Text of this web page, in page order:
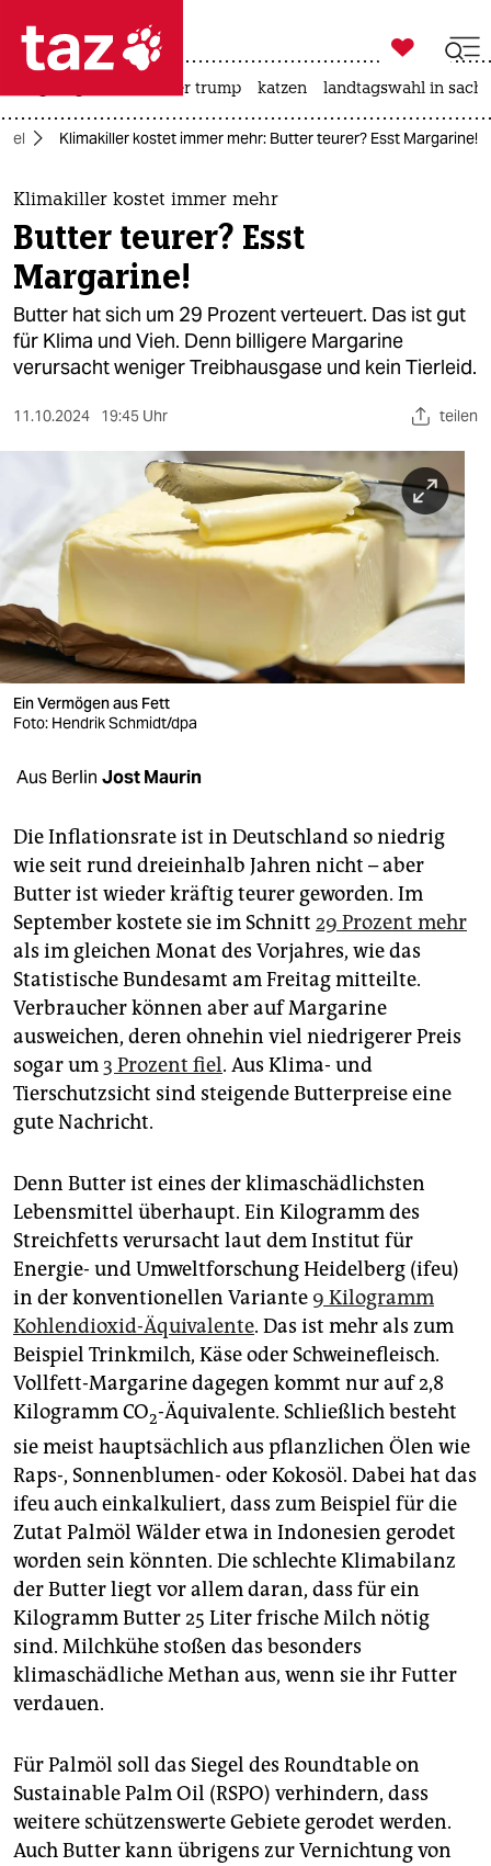
 taz zahl ich
taz zahl ich
themen
politik
öko
gesellschaft
sport
nord
wahrheit
verlag
verlag
veranstaltungen
shop
unterstützen
abo
genossenschaft
epaper login

taz zahl ich
usa unter trump katzen landtagswahl in
Klimakiller kostet immer mehr: Butter teurer? Esst Margarine!
Klimakiller kostet immer mehr
Butter teurer? Esst
Margarine!
Butter hat sich um 29 Prozent verteuert. Das ist gut
für Klima und Vieh. Denn billigere Margarine
verursacht weniger Treibhausgase und kein Tierleid.
11.10.2024 19:45 Uhr teilen
Ein Vermögen aus Fett
Foto: Hendrik Schmidt/dpa
Aus Berlin Jost Maurin
Die Inflationsrate ist in Deutschland so niedrig
wie seit rund dreieinhalb Jahren nicht – aber
Butter ist wieder kräftig teurer geworden. Im
September kostete sie im Schnitt 29 Prozent mehr
als im gleichen Monat des Vorjahres, wie das
Statistische Bundesamt am Freitag mitteilte.
Verbraucher können aber auf Margarine
ausweichen, deren ohnehin viel niedrigerer Preis
sogar um 3 Prozent fiel. Aus Klima- und
Tierschutzsicht sind steigende Butterpreise eine
gute Nachricht.
Denn Butter ist eines der klimaschädlichsten
Lebensmittel überhaupt. Ein Kilogramm des
Streichfetts verursacht laut dem Institut für
Energie- und Umweltforschung Heidelberg (ifeu)
in der konventionellen Variante 9 Kilogramm
Kohlendioxid-Äquivalente. Das ist mehr als zum
Beispiel Trinkmilch, Käse oder Schweinefleisch.
Vollfett-Margarine dagegen kommt nur auf 2,8
Kilogramm CO2-Äquivalente. Schließlich besteht
sie meist hauptsächlich aus pflanzlichen Ölen wie
Raps-, Sonnenblumen- oder Kokosöl. Dabei hat das
ifeu auch einkalkuliert, dass zum Beispiel für die
Zutat Palmöl Wälder etwa in Indonesien gerodet
worden sein könnten. Die schlechte Klimabilanz
der Butter liegt vor allem daran, dass für ein
Kilogramm Butter 25 Liter frische Milch nötig
sind. Milchkühe stoßen das besonders
klimaschädliche Methan aus, wenn sie ihr Futter
verdauen.
Für Palmöl soll das Siegel des Roundtable on
Sustainable Palm Oil (RSPO) verhindern, dass
weitere schützenswerte Gebiete gerodet werden.
Auch Butter kann übrigens zur Vernichtung von